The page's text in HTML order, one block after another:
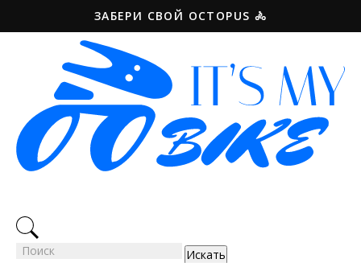
ЗАБЕРИ СВОЙ OCTOPUS 🚴️
Искать